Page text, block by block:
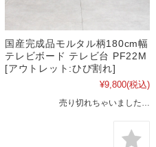
国産完成品モルタル柄180cm幅
テレビボード テレビ台 PF22M
[アウトレット:ひび割れ]
¥9,800(税込)
売り切れちゃいました…